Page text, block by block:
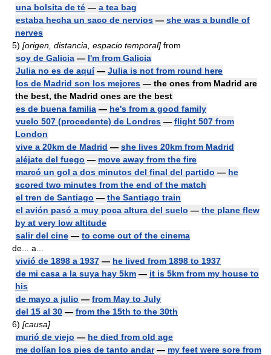
una bolsita de té — a tea bag
estaba hecha un saco de nervios — she was a bundle of
nerves
5) [origen, distancia, espacio temporal] from
soy de Galicia — I'm from Galicia
Julia no es de aquí— Julia is not from round here
los de Madrid son los mejores — the ones from Madrid are
the best, the Madrid ones are the best
es de buena familia — he's from a good family
vuelo 507 (procedente) de Londres — flight 507 from
London
vive a 20km de Madrid — she lives 20km from Madrid
aléjate del fuego — move away from the fire
marcó un gol a dos minutos del final del partido — he
scored two minutes from the end of the match
el tren de Santiago — the Santiago train
el avión pasó a muy poca altura del suelo — the plane flew
by at very low altitude
salir del cine — to come out of the cinema
de... a...
vivió de 1898 a 1937 — he lived from 1898 to 1937
de mi casa a la suya hay 5km — it is 5km from my house to
his
de mayo a julio — from May to July
del 15 al 30 — from the 15th to the 30th
6) [causa]
murió de viejo — he died from old age
me dolían los pies de tanto andar— my feet were sore from